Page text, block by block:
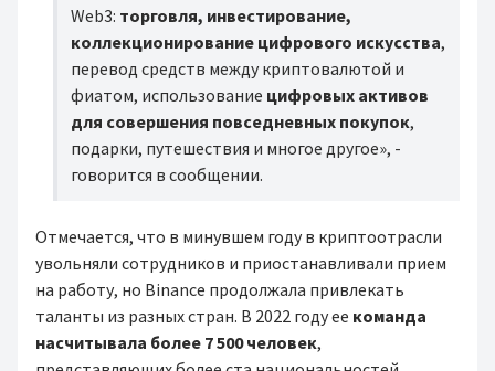
Web3: торговля, инвестирование,
коллекционирование цифрового искусства,
перевод средств между криптовалютой и
фиатом, использование цифровых активов
для совершения повседневных покупок,
подарки, путешествия и многое другое», -
говорится в сообщении.
Отмечается, что в минувшем году в криптоотрасли
увольняли сотрудников и приостанавливали прием
на работу, но Binance продолжала привлекать
таланты из разных стран. В 2022 году ее команда
насчитывала более 7 500 человек,